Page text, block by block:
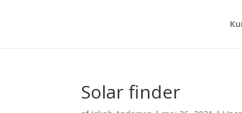
Solar finder